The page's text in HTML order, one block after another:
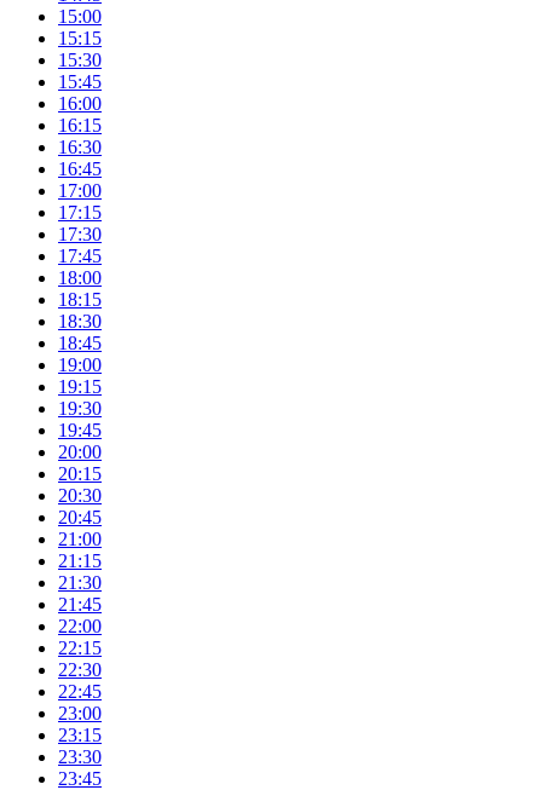
15:00
15:15
15:30
15:45
16:00
16:15
16:30
16:45
17:00
17:15
17:30
17:45
18:00
18:15
18:30
18:45
19:00
19:15
19:30
19:45
20:00
20:15
20:30
20:45
21:00
21:15
21:30
21:45
22:00
22:15
22:30
22:45
23:00
23:15
23:30
23:45